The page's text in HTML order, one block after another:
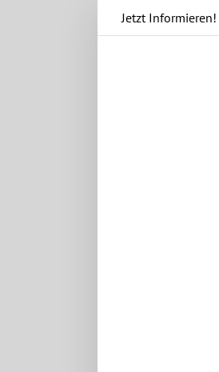
Jetzt Informieren!